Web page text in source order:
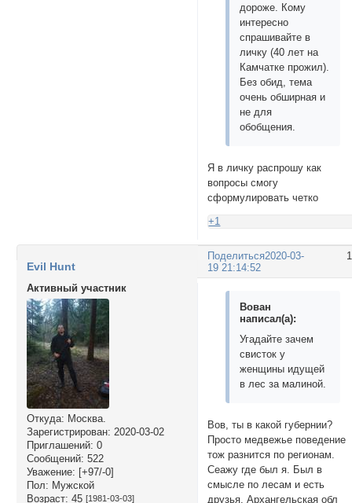
дороже. Кому
интересно
спрашивайте в
личку (40 лет на
Камчатке прожил).
Без обид, тема
очень обширная и
не для
обобщения.
Я в личку распрошу как
вопросы смогу
сформулировать четко
+1
Поделиться2020-03-
19 21:14:52
Evil Hunt
Активный участник
Откуда: Москва.
Зарегистрирован: 2020-03-02
Приглашений: 0
Сообщений: 522
Уважение: [+97/-0]
Пол: Мужской
Возраст: 45 [1981-03-03]
Вован
написал(а):
Угадайте зачем
свисток у
женщины идущей
в лес за малиной.
Вов, ты в какой губернии?
Просто медвежье поведение
тож разнится по регионам.
Сеажу где был я. Был в
смысле по лесам и есть
друзья. Архангельская обл